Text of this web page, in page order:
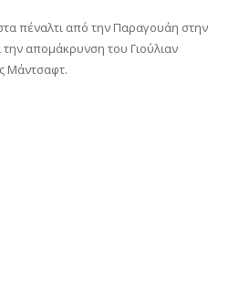
πέναλτι από την Παραγουάη στην
απομάκρυνση του Γιούλιαν
Μάντσαφτ.